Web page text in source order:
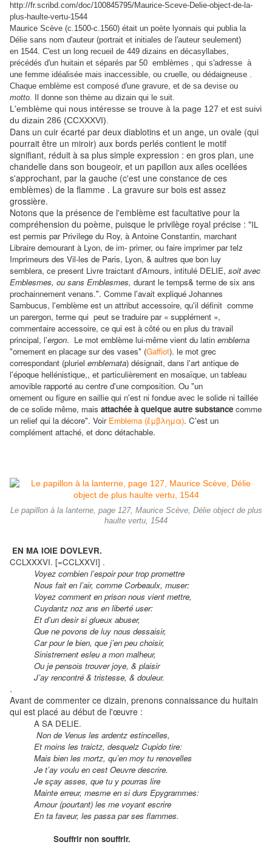
http://fr.scribd.com/doc/100845795/Maurice-Sceve-Delie-object-de-la-
plus-haulte-vertu-1544
Maurice Scève (c.1500-c.1560) était un poète lyonnais qui publia la
Délie sans nom d'auteur (portrait et initiales de l'auteur seulement)
en 1544. C'est un long recueil de 449 dizains en décasyllabes,
précédés d'un huitain et séparés par 50 emblèmes , qui s'adresse à
une femme idéalisée mais inaccessible, ou cruelle, ou dédaigneuse .
Chaque emblème est composé d'une gravure, et de sa devise ou
motto. Il donne son thème au dizain qui le suit.
L'emblème qui nous intéresse se trouve à la page 127 et est suivi
du dizain 286 (CCXXXVI).
Dans un cuir écarté par deux diablotins et un ange, un ovale (qui
pourrait être un miroir) aux bords perlés contient le motif
signifiant, réduit à sa plus simple expression : en gros plan, une
chandelle dans son bougeoir, et un papillon aux ailes ocellées
s'approchant, par la gauche (c'est une constance de ces
emblèmes) de la flamme . La gravure sur bois est assez
grossière.
Notons que la présence de l'emblème est facultative pour la
compréhension du poème, puisque le privilège royal précise : "IL
est permis par Privilege du Roy, à Antoine Constantin, marchant
Libraire demourant à Lyon, de im- primer, ou faire imprimer par telz
Imprimeurs des Vil-les de Paris, Lyon, & aultres que bon luy
semblera, ce present Livre traictant d’Amours, intitulé DELIE, soit avec
Emblesmes, ou sans Emblesmes, durant le temps& terme de six ans
prochainnement venans.". Comme l'avait expliqué Johannes
Sambucus, l'emblème est un attribut accessoire, qu'il définit comme
un parergon, terme qui peut se traduire par « supplément »,
commentaire accessoire, ce qui est à côté ou en plus du travail
principal, l’ergon. Le mot emblème lui-même vient du latin emblema
"ornement en placage sur des vases" (Gaffiot). le mot grec
correspondant (pluriel emblemata) désignait, dans l'art antique de
l'époque hellénistique,, et particulièrement en mosaïque, un tableau
amovible rapporté au centre d'une composition. Ou "un
ornement ou figure en saillie qui n'est ni fondue avec le solide ni taillée
de ce solide même, mais attachée à quelque autre substance comme
un relief qui la décore". Voir Emblema (ἔμβλημα). C'est un
complément attaché, et donc détachable.
Le papillon à la lanterne, page 127, Maurice Scève, Délie object de plus
haulte vertu, 1544
EN MA IOIE DOVLEVR.
CCLXXXVI. [=CCLXXVI] .
Voyez combien l’espoir pour trop promettre
Nous fait en l’air, comme Corbeaulx, muser:
Voyez comment en prison nous vient mettre,
Cuydantz noz ans en liberté user:
Et d’un desir si glueux abuser,
Que ne povons de luy nous dessaisir,
Car pour le bien, que j’en peu choisir,
Sinistrement esleu a mon malheur,
Ou je pensois trouver joye, & plaisir
J’ay rencontré & tristesse, & douleur.
.
Avant de commenter ce dizain, prenons connaissance du huitain
qui est placé au début de l'œuvre :
A SA DELIE.
Non de Venus les ardentz estincelles,
Et moins les traictz, desquelz Cupido tire:
Mais bien les mortz, qu’en moy tu renovelles
Je t’ay voulu en cest Oeuvre descrire.
Je sçay asses, que tu y pourras lire
Mainte erreur, mesme en si durs Epygrammes:
Amour (pourtant) les me voyant escrire
En ta faveur, les passa par ses flammes.
Souffrir non souffrir.